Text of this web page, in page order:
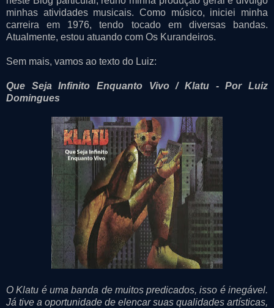
minhas atividades musicais. Como músico, iniciei minha
carreira em 1976, tendo tocado em diversas bandas.
Atualmente, estou atuando com Os Kurandeiros.
Sem mais, vamos ao texto do Luiz:
Que Seja Infinito Enquanto Vivo / Klatu - Por Luiz
Domingues
O Klatu é uma banda de muitos predicados, isso é inegável.
Já tive a oportunidade de elencar suas qualidades artísticas,